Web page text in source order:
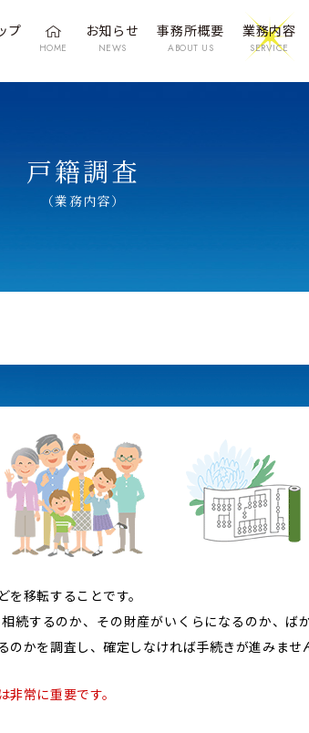
プ
HOME
お知らせ
NEWS
事務所概要
ABOUT US
業務内容
SERVICE
戸籍調査
（業務内容）
移転することです。
続するのか、その財産がいくらになるのか、ば
かを調査し、確定しなければ手続きが進みませ
常に重要です。